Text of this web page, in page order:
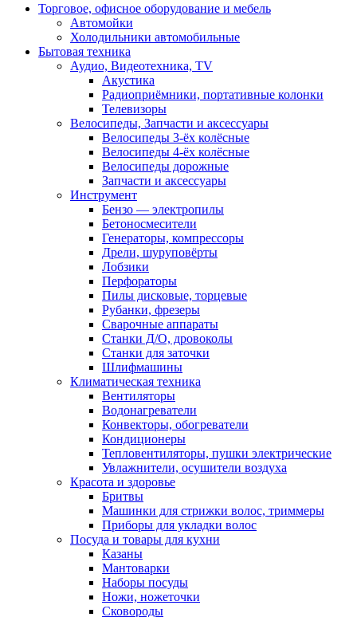
Торговое, офисное оборудование и мебель
Автомойки
Холодильники автомобильные
Бытовая техника
Аудио, Видеотехника, TV
Акустика
Радиоприёмники, портативные колонки
Телевизоры
Велосипеды, Запчасти и аксессуары
Велосипеды 3-ёх колёсные
Велосипеды 4-ёх колёсные
Велосипеды дорожные
Запчасти и аксессуары
Инструмент
Бензо — электропилы
Бетоносмесители
Генераторы, компрессоры
Дрели, шуруповёрты
Лобзики
Перфораторы
Пилы дисковые, торцевые
Рубанки, фрезеры
Сварочные аппараты
Станки Д/О, дровоколы
Станки для заточки
Шлифмашины
Климатическая техника
Вентиляторы
Водонагреватели
Конвекторы, обогреватели
Кондиционеры
Тепловентиляторы, пушки электрические
Увлажнители, осушители воздуха
Красота и здоровье
Бритвы
Машинки для стрижки волос, триммеры
Приборы для укладки волос
Посуда и товары для кухни
Казаны
Мантоварки
Наборы посуды
Ножи, ножеточки
Сковороды